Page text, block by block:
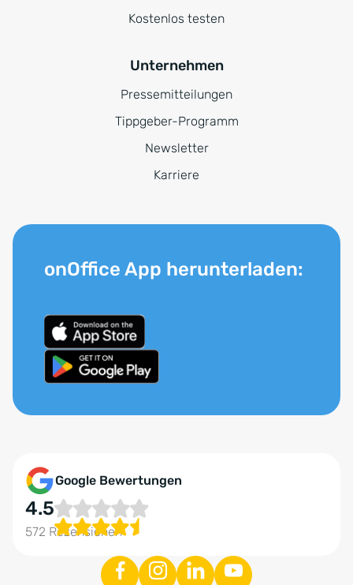
Kostenlos testen
Unternehmen
Pressemitteilungen
Tippgeber-Programm
Newsletter
Karriere
Google Bewertungen
4.5
572 Rezensionen
onOffice App herunterladen: